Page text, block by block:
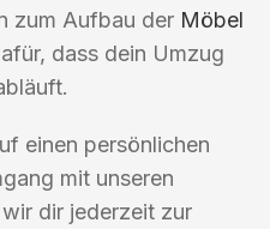
zum Aufbau der Möbel
dass dein Umzug
einen persönlichen
mit unseren
dir jederzeit zur